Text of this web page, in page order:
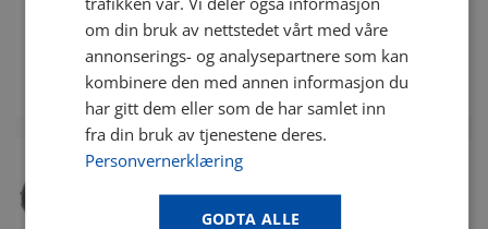
325.00 eks. mva
Vnr. 12803
KJØP
kr1 150.00
Vnr. 12802
KJØP
om din bruk av nettstedet vårt med våre
annonserings- og analysepartnere som kan
kombinere den med annen informasjon du
har gitt dem eller som de har samlet inn
fra din bruk av tjenestene deres.
Personvernerklæring
GODTA ALLE